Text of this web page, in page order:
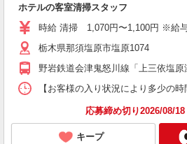
ホテルの客室清掃スタッフ
時給 清掃 1,070円〜1,100円 ※給与
栃木県那須塩原市塩原1074
野岩鉄道会津鬼怒川線「上三依塩原
【お客様の入り状況により多少の
応募締め切り2026/08/
キープ